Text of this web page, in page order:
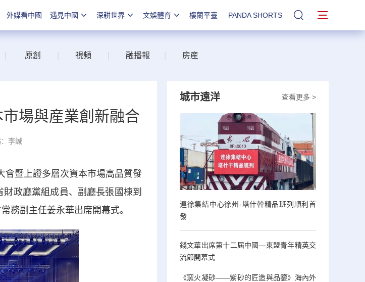
外媒看中國 遇見中國 深耕世界 文娛體育 樓蘭平臺 PANDA SHORTS 站內搜索
原創 視頻 融播報 房産
場與産業創新融合
李誠
暨上證多層次資本市場高品質發
政廳黨組成員、副廳長張國棟到
務副主任姜永華出席開幕式。
查看更多 >
城市遠洋
連徐集結中心徐州-塔什幹精品班列順利首
發
錢文華出席第十二屆中國—東盟青年精英交
流節開幕式
《窯火凝砂——紫砂的匠造與品鑒》海內外